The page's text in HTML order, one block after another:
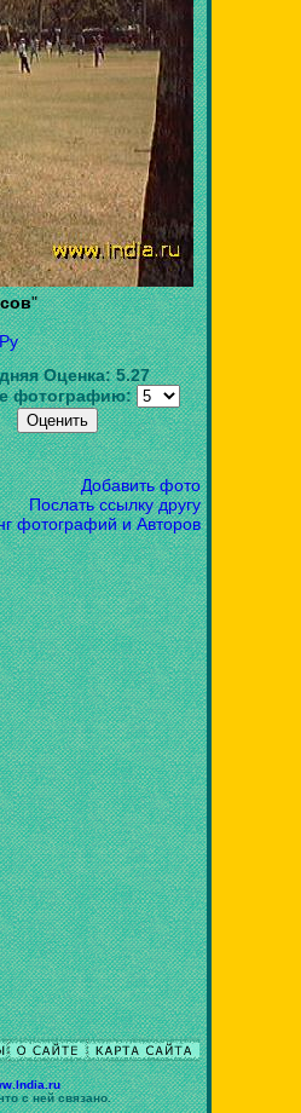
"
Оценка:5.27
фотографию:
Добавить фото
Послать ссылку другу
фотографий и Авторов
с ней связано.